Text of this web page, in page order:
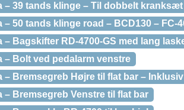
– 39 tands klinge – Til dobbelt kranksæt
– 50 tands klinge road – BCD130 – FC-
– Bagskifter RD-4700-GS med lang
– Bolt ved pedalarm venstre
– Bremsegreb Højre til flat bar –
– Bremsegreb Venstre til flat bar